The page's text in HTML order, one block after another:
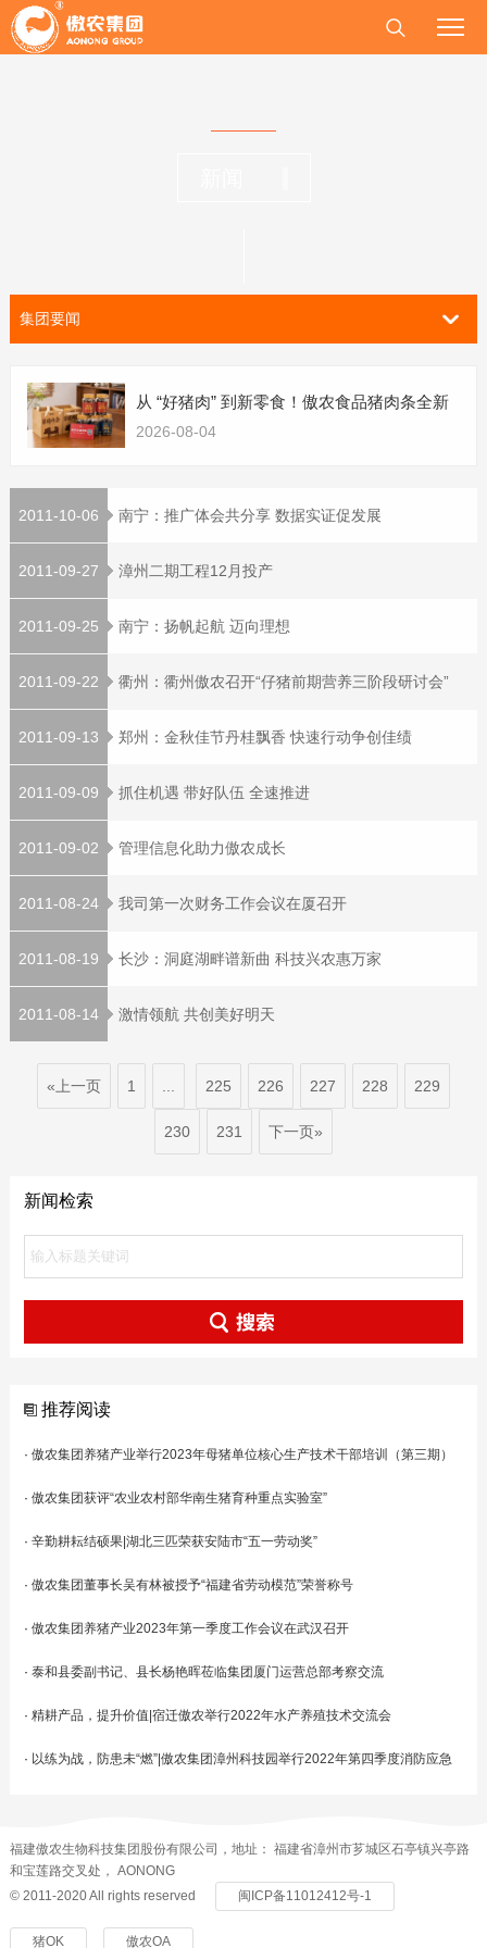
集团要闻
从 “好猪肉” 到新零食！傲农食品猪肉条全新
上市，团购渠道 3 天收获订单3000多罐
2026-08-04
2011-10-06 南宁：推广体会共分享 数据实证促发展
2011-09-27 漳州二期工程12月投产
2011-09-25 南宁：扬帆起航 迈向理想
2011-09-22 衢州：衢州傲农召开“仔猪前期营养三阶段研讨会”
2011-09-13 郑州：金秋佳节丹桂飘香 快速行动争创佳绩
2011-09-09 抓住机遇 带好队伍 全速推进
2011-09-02 管理信息化助力傲农成长
2011-08-24 我司第一次财务工作会议在厦召开
2011-08-19 长沙：洞庭湖畔谱新曲 科技兴农惠万家
2011-08-14 激情领航 共创美好明天
«上一页 1 225 226 227 228 229
230 231 下一页»
新闻检索
推荐阅读
· 傲农集团养猪产业举行2023年母猪单位核心生产技术干部培训（第三期）
· 傲农集团获评“农业农村部华南生猪育种重点实验室”
· 辛勤耕耘结硕果|湖北三匹荣获安陆市“五一劳动奖”
· 傲农集团董事长吴有林被授予“福建省劳动模范”荣誉称号
· 傲农集团养猪产业2023年第一季度工作会议在武汉召开
· 泰和县委副书记、县长杨艳晖莅临集团厦门运营总部考察交流
· 精耕产品，提升价值|宿迁傲农举行2022年水产养殖技术交流会
· 以练为战，防患未“燃”|傲农集团漳州科技园举行2022年第四季度消防应急
福建傲农生物科技集团股份有限公司，地址： 福建省漳州市芗城区石亭镇兴亭路
和宝莲路交叉处， AONONG
© 2011-2020 All rights reserved
闽ICP备11012412号-1
猪OK 傲农OA